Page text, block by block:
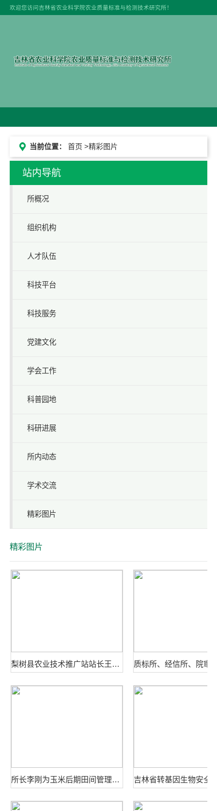
欢迎您访问吉林省农业科学院农业质量标准与检测技术研究所！
当前位置： 首页 >精彩图片
站内导航
所概况
组织机构
人才队伍
科技平台
科技服务
党建文化
学会工作
科普园地
科研进展
所内动态
学术交流
精彩图片
精彩图片
梨树县农业技术推广站站长王贵满为质标所、经信所、院审计处党支部讲党课
所长李刚为玉米后期田间管理提供技术咨询